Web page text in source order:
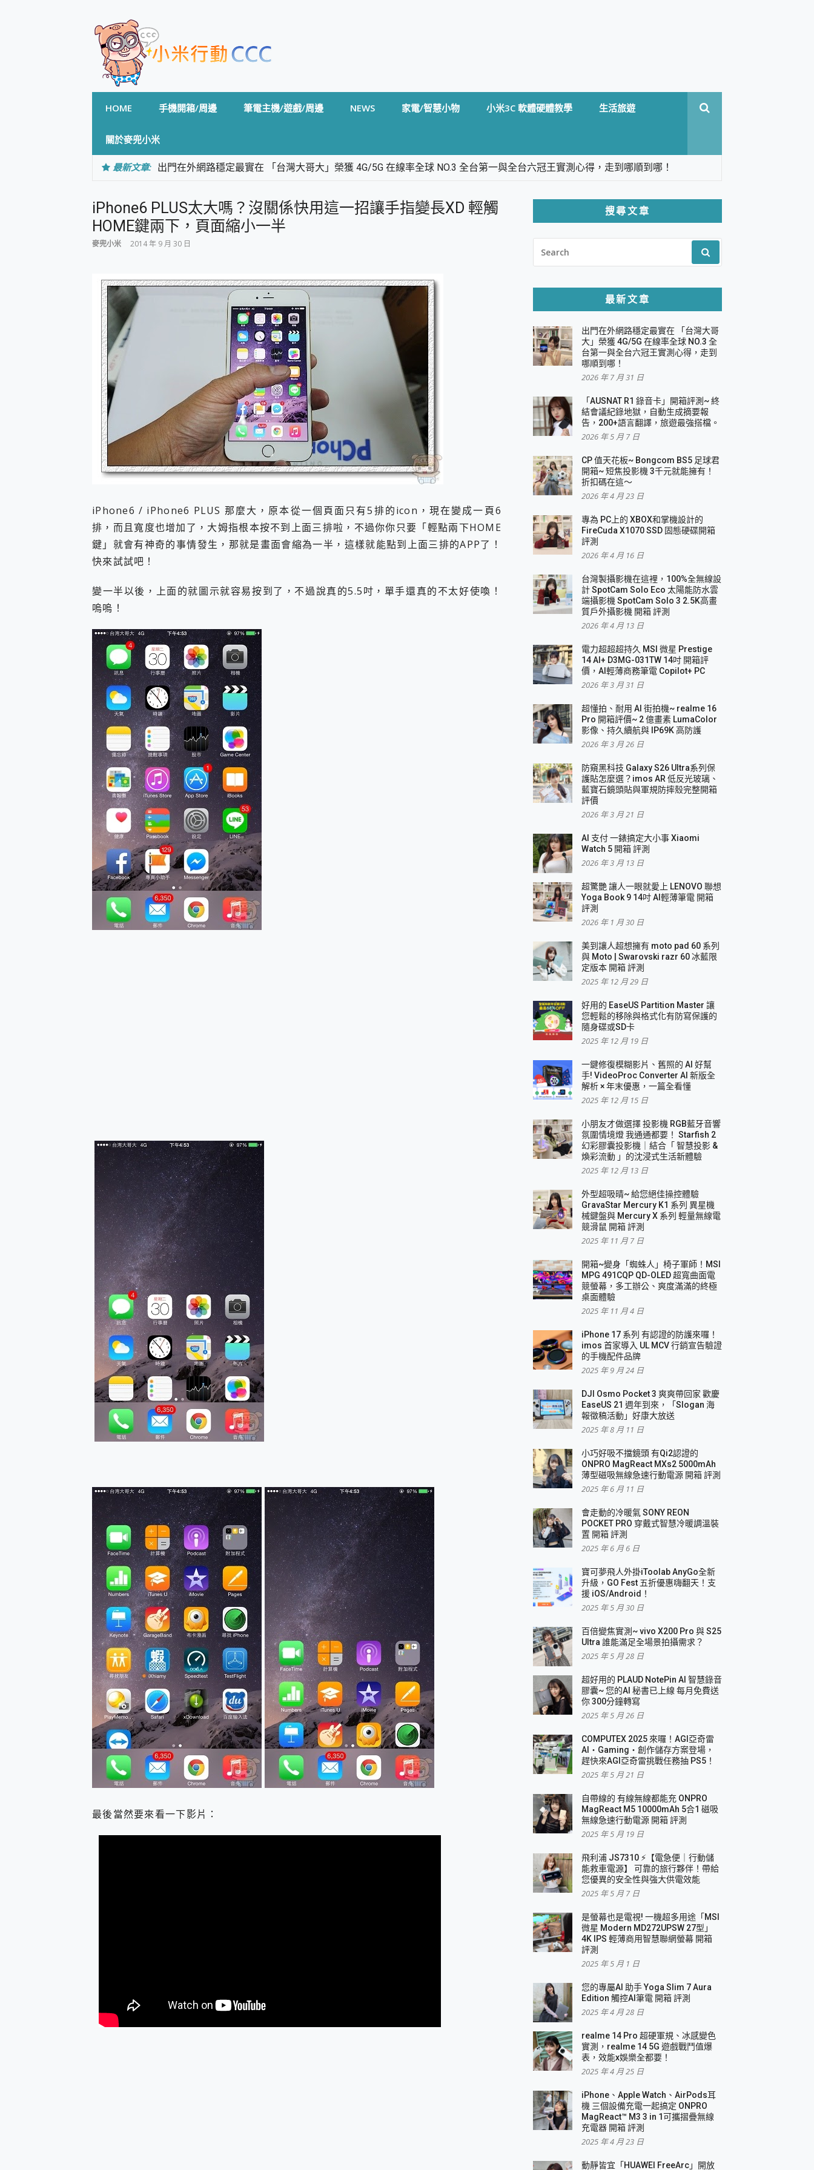
HOME 手機開箱/周邊 筆電主機/遊戲/周邊 NEWS 家電/智慧小物 小米3C 軟體硬體教學 生活旅遊
關於麥兜小米
最新文章: 出門在外網路穩定最實在 「台灣大哥大」榮獲 4G/5G 在線率全球 NO.3 全台第一與全台六冠王實測心得，走到哪順到哪！
專為 PC上的 XBOX和掌機設計的 FireCuda X1070 SSD 固態硬碟開箱 評測
台灣製攝影機在這裡，100%全無線設計 SpotCam Solo Eco 太陽能防水雲端攝影機 SpotCam Solo 3 2.5K高畫質戶外攝影機 開箱 評
測
電力超超超持久 MSI 微星 Prestige 14 AI+ D3MG-031TW 14吋 開箱評價，AI輕薄商務筆電 Copilot+ PC
AI 支付 一錶搞定大小事 Xiaomi Watch 5 開箱 評測
超驚艷 讓人一眼就愛上 LENOVO 聯想 Yoga Book 9 14吋 AI輕薄筆電 開箱 評測
美到讓人超想擁有 moto pad 60 系列 與 Moto | Swarovski razr 60 冰藍限定版本 開箱 評測
好用的 EaseUS Partition Master 讓您輕鬆的移除與格式化有防寫保護的隨身碟或SD卡
一鍵修復模糊影片、舊照的 AI 好幫手! VideoProc Converter AI 新版全解析 × 年末優惠，一篇全看懂
小朋友才做選擇 投影機 RGB藍牙音響 氛圍情境燈 我通通都要！ Starfish 2 幻彩膠囊投影機｜結合「 智慧投影 & 煥彩流動 」的沈浸
外型超吸晴~ 給您絕佳操控體驗 GravaStar Mercury K1 系列 異星機械鍵盤與 Mercury X 系列 輕量無線電競滑鼠 開箱 評測
開箱~變身「蜘蛛人」椅子軍師！MSI MPG 491CQP QD-OLED 超寬曲面電競螢幕，多工辦公、爽度滿滿的終極桌面體驗
iPhone 17 系列 有認證的防護來囉！ imos 首家導入 UL MCV 行銷宣告驗證的手機配件品牌
DJI Osmo Pocket 3 爽爽帶回家 歡慶 EaseUS 21 週年到來，「Slogan 海報徵稿活動」好康大放送
小巧好吸不擋鏡頭 有Qi2認證的 ONPRO MagReact MXs2 5000mAh薄型磁吸無線急速行動電源 開箱 評測
會走動的冷暖氣 SONY REON POCKET PRO 穿戴式智慧冷暖調溫裝置 開箱 評測
寶可夢飛人外掛iToolab AnyGo全新升級，GO Fest 五折優惠嗨翻天！支援 iOS/Android！
百倍變焦實測~ vivo X200 Pro 與 S25 Ultra 誰能滿足全場景拍攝需求？
超好用的 PLAUD NotePin AI 智慧錄音膠囊~ 您的AI 秘書已上線 每月免費送你 300分鐘轉寫
COMPUTEX 2025 來囉！AGI亞奇雷 AI・Gaming・創作儲存方案登場，趕快來AGI亞奇雷挑戰任務抽 PS5！
自帶線的 有線無線都能充 ONPRO MagReact M5 10000mAh 5合1 磁吸無線急速行動電源 開箱 評測
飛利浦 JS7310 ⚡【電急便｜行動儲能救車電源】 可靠的旅行夥伴！帶給您優異的安全性與強大供電效能
是螢幕也是電視! 一機超多用途「MSI微星 Modern MD272UPSW 27型」 4K IPS 輕薄商用智慧聯網螢幕 開箱 評測
iPhone、Apple Watch、AirPods耳機 三個設備充電一起搞定 ONPRO MagReact™ M3 3 in 1可攜摺疊無線充電器 開箱 評測
動靜皆宜「HUAWEI FreeArc」開放式耳掛耳機，無感配戴! 超穩超服貼，音質、通話也很優質
給 MSI Claw 系列電競掌機 最完美的家 MSI Nest Docking Station 掌機專屬擴充底座 開箱 評測
B&O 精品級音響! Home+ 中嘉寬頻 SoundBox 劇院串流盒 開箱 評測
2億 APO蔡司長焦神機降臨~ vivo X200 Pro、vivo X200 就是這麼好拍
EaseUS Vocal Remover 免費線上去聲器一鍵去除人聲 人聲 音樂分離 2024 消除人聲推薦
3 個超值 MHN 飛人工具分享~~ iToolab AnyGo 魔物獵人 Now飛人 ios教學 不出門也可以到處走
Locawhere AnyTo 寶可夢飛人 AnyTo 不出門也可以飛遍全世界
小體積 40000mAh 超大容量 一次充5個設備 充好充滿 CUKTECH 酷態科 300W 微型充電站 開箱 評測
97.3% 恢復率，資料救援就是這麼簡單 EaseUS Data Recovery Wizard Free 18.0.0 業界最好的資料救援軟體
磁碟系統大風吹 有了 磁碟管理程式 EaseUS Partition Master 就是這麼簡單
全新 SONY Xperia 1 VI 開箱! 相機實測! 長焦覆蓋更遠更清晰、2日長續航、頂尖影音娛樂效能~
Xiaomi 14 Ultra 開箱 評測~ 有深度的 Leica 影像旗艦手機! 加碼小旗艦 Xiaomi 14 開箱 評測
vivo TWS 3e 真無線藍牙耳機智慧降噪升級、音質明亮溫潤，並支援雙設備連接~
MSI Claw 掌機專屬配件包 來囉 完美保護 MSI Claw A1M-026TW 電競掌機
人像旗艦 vivo V30 系列 開箱 評測! 首搭蔡司光學鏡頭、攝影棚級柔光環、拍攝功能最好玩的美拍神機 vivo V30 Pro
多個願望一次滿足 超強散熱 微星 MSI Claw A1M-026TW 電競掌機 開箱 評測
一吸完美對位 擁有超強吸力與超好用的隱磁支架 O-ONE MAG 最會吸的行動電源 開箱 評測
OPPO 哈蘇 300mm 專業增距鏡實測：Find X9 Ultra 光學長焦隨手拍，紀錄生活就是這麼簡單
Motorola edge 70 pro 及 moto g37 power上市，登錄在送飛利浦氣炸鍋
近八千元的 Soundcore Liberty 5 Pro Max，有螢幕的耳機會是智商稅嗎?
ASUS Pad 全面應援 Me Time，加碼愛奇藝黃金雙周卡體驗，專案價最低 NT$0 起
iPhone6 PLUS太大嗎？沒關係快用這一招讓手指變長XD 輕觸
HOME鍵兩下，頁面縮小一半
麥兜小米 2014 年 9 月 30 日
iPhone6 / iPhone6 PLUS 那麼大，原本從一個頁面只有5排的icon，現在變成一頁6
排，而且寬度也增加了，大姆指根本按不到上面三排啦，不過你你只要「輕點兩下HOME
鍵」就會有神奇的事情發生，那就是畫面會縮為一半，這樣就能點到上面三排的APP了！
快來試試吧！
變一半以後，上面的就圖示就容易按到了，不過說真的5.5吋，單手還真的不太好使喚！
嗚嗚！
最後當然要來看一下影片：
搜尋文章
FOR:
最新文章
出門在外網路穩定最實在 「台灣大哥
大」榮獲 4G/5G 在線率全球 NO.3 全
台第一與全台六冠王實測心得，走到
哪順到哪！
2026 年 7 月 31 日
「AUSNAT R1 錄音卡」開箱評測~ 終
結會議紀錄地獄，自動生成摘要報
告，200+語言翻譯，旅遊最強搭檔。
2026 年 5 月 7 日
CP 值天花板~ Bongcom BS5 足球君
開箱~ 短焦投影機 3千元就能擁有！
折扣碼在這～
2026 年 4 月 23 日
專為 PC上的 XBOX和掌機設計的
FireCuda X1070 SSD 固態硬碟開箱
評測
2026 年 4 月 16 日
台灣製攝影機在這裡，100%全無線設
計 SpotCam Solo Eco 太陽能防水雲
端攝影機 SpotCam Solo 3 2.5K高畫
質戶外攝影機 開箱 評測
2026 年 4 月 13 日
電力超超超持久 MSI 微星 Prestige
14 AI+ D3MG-031TW 14吋 開箱評
價，AI輕薄商務筆電 Copilot+ PC
2026 年 3 月 31 日
超懂拍、耐用 AI 街拍機~ realme 16
Pro 開箱評價~ 2 億畫素 LumaColor
影像、持久續航與 IP69K 高防護
2026 年 3 月 26 日
防窺黑科技 Galaxy S26 Ultra系列保
護貼怎麼選？imos AR 低反光玻璃、
藍寶石鏡頭貼與軍規防摔殼完整開箱
評價
2026 年 3 月 21 日
AI 支付 一錶搞定大小事 Xiaomi
Watch 5 開箱 評測
2026 年 3 月 13 日
超驚艷 讓人一眼就愛上 LENOVO 聯想
Yoga Book 9 14吋 AI輕薄筆電 開箱
評測
2026 年 1 月 30 日
美到讓人超想擁有 moto pad 60 系列
與 Moto | Swarovski razr 60 冰藍限
定版本 開箱 評測
2025 年 12 月 29 日
好用的 EaseUS Partition Master 讓
您輕鬆的移除與格式化有防寫保護的
隨身碟或SD卡
2025 年 12 月 19 日
一鍵修復模糊影片、舊照的 AI 好幫
手! VideoProc Converter AI 新版全
解析 × 年末優惠，一篇全看懂
2025 年 12 月 15 日
小朋友才做選擇 投影機 RGB藍牙音響
氛圍情境燈 我通通都要！ Starfish 2
幻彩膠囊投影機｜結合「 智慧投影 &
煥彩流動 」的沈浸式生活新體驗
2025 年 12 月 13 日
外型超吸晴~ 給您絕佳操控體驗
GravaStar Mercury K1 系列 異星機
械鍵盤與 Mercury X 系列 輕量無線電
競滑鼠 開箱 評測
2025 年 11 月 7 日
開箱~變身「蜘蛛人」椅子軍師！MSI
MPG 491CQP QD-OLED 超寬曲面電
競螢幕，多工辦公、爽度滿滿的終極
桌面體驗
2025 年 11 月 4 日
iPhone 17 系列 有認證的防護來囉！
imos 首家導入 UL MCV 行銷宣告驗證
的手機配件品牌
2025 年 9 月 24 日
DJI Osmo Pocket 3 爽爽帶回家 歡慶
EaseUS 21 週年到來，「Slogan 海
報徵稿活動」好康大放送
2025 年 8 月 11 日
小巧好吸不擋鏡頭 有Qi2認證的
ONPRO MagReact MXs2 5000mAh
薄型磁吸無線急速行動電源 開箱 評測
2025 年 6 月 11 日
會走動的冷暖氣 SONY REON
POCKET PRO 穿戴式智慧冷暖調溫裝
置 開箱 評測
2025 年 6 月 6 日
寶可夢飛人外掛iToolab AnyGo全新
升級，GO Fest 五折優惠嗨翻天！支
援 iOS/Android！
2025 年 5 月 30 日
百倍變焦實測~ vivo X200 Pro 與 S25
Ultra 誰能滿足全場景拍攝需求？
2025 年 5 月 28 日
超好用的 PLAUD NotePin AI 智慧錄音
膠囊~ 您的AI 秘書已上線 每月免費送
你 300分鐘轉寫
2025 年 5 月 26 日
COMPUTEX 2025 來囉！AGI亞奇雷
AI・Gaming・創作儲存方案登場，
趕快來AGI亞奇雷挑戰任務抽 PS5！
2025 年 5 月 21 日
自帶線的 有線無線都能充 ONPRO
MagReact M5 10000mAh 5合1 磁吸
無線急速行動電源 開箱 評測
2025 年 5 月 19 日
飛利浦 JS7310 ⚡【電急便｜行動儲
能救車電源】 可靠的旅行夥伴！帶給
您優異的安全性與強大供電效能
2025 年 5 月 7 日
是螢幕也是電視! 一機超多用途「MSI
微星 Modern MD272UPSW 27型」
4K IPS 輕薄商用智慧聯網螢幕 開箱
評測
2025 年 5 月 1 日
您的專屬AI 助手 Yoga Slim 7 Aura
Edition 觸控AI筆電 開箱 評測
2025 年 4 月 28 日
realme 14 Pro 超硬軍規、冰感變色
實測，realme 14 5G 遊戲戰鬥值爆
表，效能x娛樂全都要！
2025 年 4 月 25 日
iPhone、Apple Watch、AirPods耳
機 三個設備充電一起搞定 ONPRO
MagReact™ M3 3 in 1可攜摺疊無線
充電器 開箱 評測
2025 年 4 月 23 日
動靜皆宜「HUAWEI FreeArc」開放